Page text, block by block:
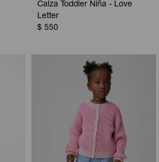
Calza Toddler Niña - Love
Letter
$ 550